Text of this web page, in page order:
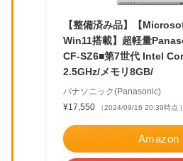
【整備済み品】【
Win11搭載】超軽量
CF-SZ6■第7世代 Intel
2.5GHz/メモリ8GB/
パナソニック(Panasonic)
¥17,550
（2024/09/16 20:39時点 |
Amazon